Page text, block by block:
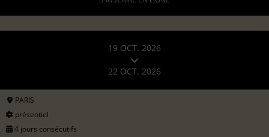
19 OCT. 2026
22 OCT. 2026
PARIS
présentiel
4 jours consécutifs